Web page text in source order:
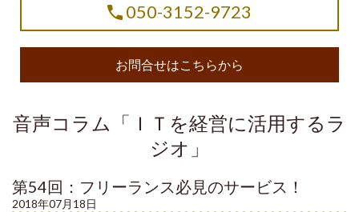
050-3152-9723
お問合せはこちらから
音声コラム「ＩＴを経営に活用するラ
ジオ」
第54回：フリーランス必見のサービス！
2018年07月18日